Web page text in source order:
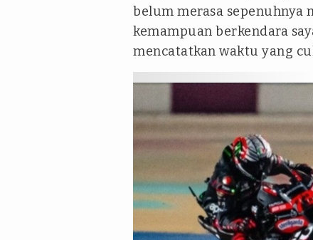
belum merasa sepenuhnya
kemampuan berkendara
mencatatkan waktu yang